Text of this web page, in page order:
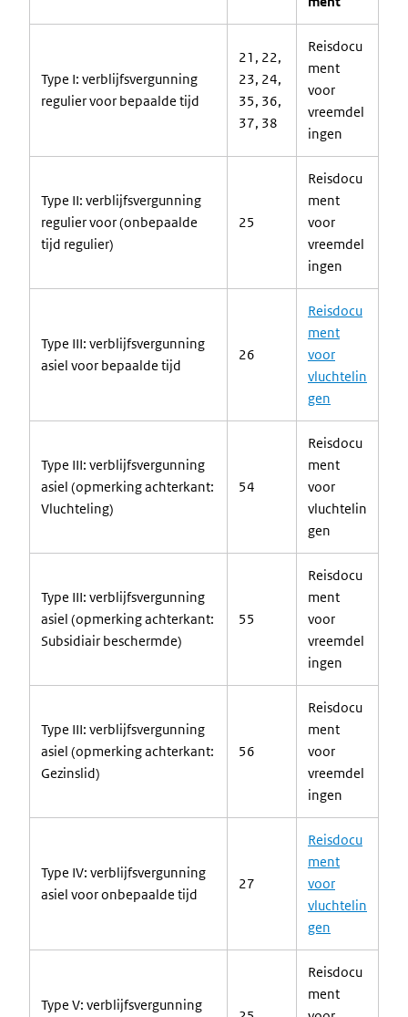
Type I: verblijfsvergunning
regulier voor bepaalde tijd
21, 22,
23, 24,
35, 36,
37, 38
Reisdocu
ment
voor
vreemdel
ingen
Type II: verblijfsvergunning
regulier voor (onbepaalde
tijd regulier)
25
Reisdocu
ment
voor
vreemdel
ingen
Type III: verblijfsvergunning
asiel voor bepaalde tijd
26
Reisdocu
ment
voor
vluchtelin
gen
Type III: verblijfsvergunning
asiel (opmerking achterkant:
Vluchteling)
54
Reisdocu
ment
voor
vluchtelin
gen
Type III: verblijfsvergunning
asiel (opmerking achterkant:
Subsidiair beschermde)
55
Reisdocu
ment
voor
vreemdel
ingen
Type III: verblijfsvergunning
asiel (opmerking achterkant:
Gezinslid)
56
Reisdocu
ment
voor
vreemdel
ingen
Type IV: verblijfsvergunning
asiel voor onbepaalde tijd
27
Reisdocu
ment
voor
vluchtelin
gen
Type V: verblijfsvergunning
Reisdocu
ment